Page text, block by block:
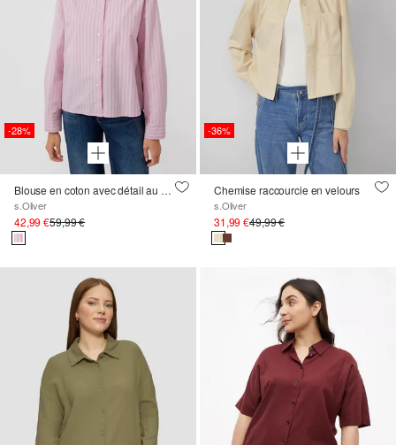
-28%
Blouse en coton avec détail au dos
s.Oliver
42,99 €59,99 €
-36%
Chemise raccourcie en velours
s.Oliver
31,99 €49,99 €